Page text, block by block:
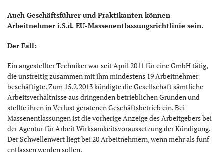
Auch Geschäftsführer und Praktikanten können
Arbeitnehmer i.S.d. EU-Massenentlassungsrichtlinie sein.
Der Fall:
Ein angestellter Techniker war seit April 2011 für eine GmbH tätig,
die unstreitig zusammen mit ihm mindestens 19 Arbeitnehmer
beschäftigte. Zum 15.2.2013 kündigte die Gesellschaft sämtliche
Arbeitsverhältnisse aus dringenden betrieblichen Gründen und
stellte ihren in Verlust geratenen Geschäftsbetrieb ein. Bei
Massenentlassungen ist die vorherige Anzeige des Arbeitgebers bei
der Agentur für Arbeit Wirksamkeitsvoraussetzung der Kündigung.
Der Schwellenwert liegt bei 20 Arbeitnehmern, wenn mehr als fünf
entlassen werden sollen.